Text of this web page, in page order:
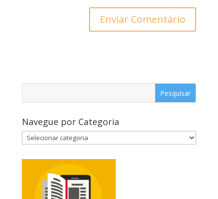
Navegue por Categoria